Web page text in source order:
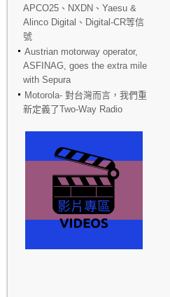
APCO25、NXDN、Yaesu &
Alinco Digital、Digital-CR等信
號
Austrian motorway operator,
ASFINAG, goes the extra mile
with Sepura
Motorola- 對台灣而言，我們重
新定義了Two-Way Radio